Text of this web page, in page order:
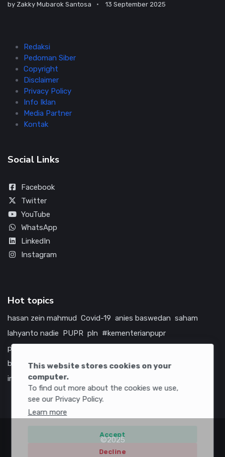
This website stores cookies on your
computer.
To find out more about the cookies we use,
see our Privacy Policy.
Learn more
Accept
Decline
by Zakky Mubarok Santosa 13 September 2025
Redaksi
Pedoman Siber
Copyright
Disclaimer
Privacy Policy
Info Iklan
Media Partner
Kontak
Social Links
Facebook
Twitter
YouTube
WhatsApp
LinkedIn
Instagram
Hot topics
hasan zein mahmud Covid-19 anies baswedan saham
lahyanto nadie PUPR pln #kementerianpupr
prabowo subianto
bumn
jasa marga jtts china tol amerika serikat
infrastruktur
©2025